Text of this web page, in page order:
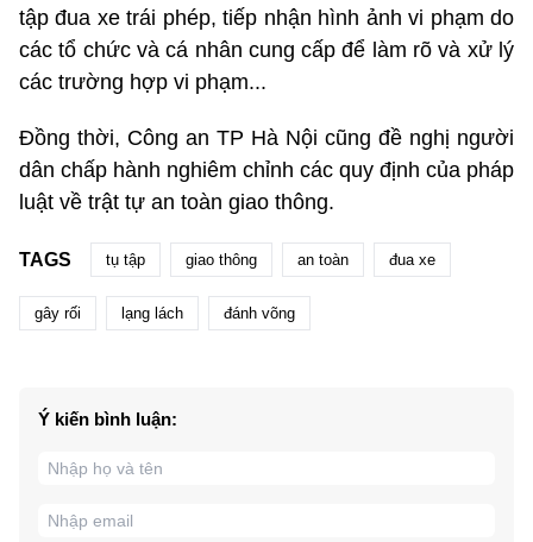
tập đua xe trái phép, tiếp nhận hình ảnh vi phạm do
các tổ chức và cá nhân cung cấp để làm rõ và xử lý
các trường hợp vi phạm...
Đồng thời, Công an TP Hà Nội cũng đề nghị người
dân chấp hành nghiêm chỉnh các quy định của pháp
luật về trật tự an toàn giao thông.
TAGS tụ tập giao thông an toàn đua xe
gây rối lạng lách đánh võng
Ý kiến bình luận: